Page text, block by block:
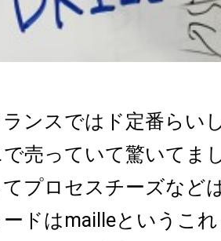
ンスではド定番らい
売っていて驚いてま
プロセスチーズなど
ドはmailleというこ